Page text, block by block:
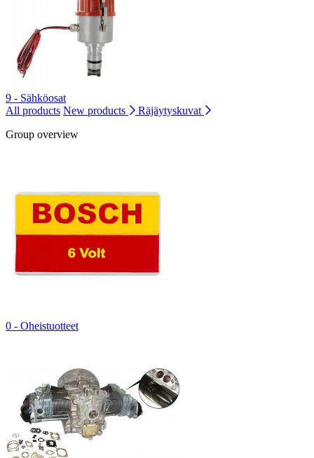
9 - Sähköosat
All products New products
Räjäytyskuvat
Group overview
0 - Oheistuotteet